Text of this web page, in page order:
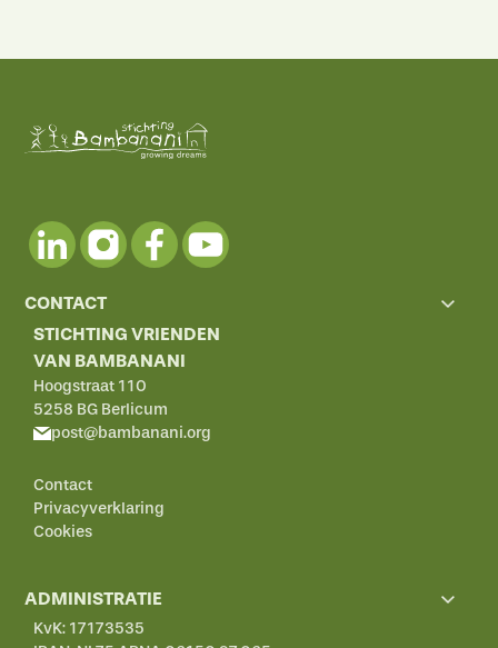
CONTACT
STICHTING VRIENDEN
VAN BAMBANANI
Hoogstraat 110
5258 BG Berlicum
post@bambanani.org
Contact
Privacyverklaring
Cookies
ADMINISTRATIE
KvK: 17173535